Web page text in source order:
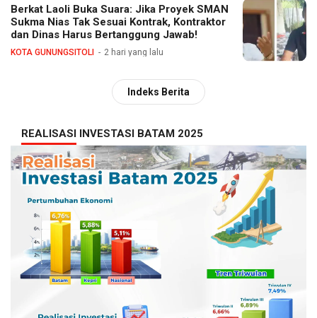
Berkat Laoli Buka Suara: Jika Proyek SMAN
Sukma Nias Tak Sesuai Kontrak, Kontraktor
dan Dinas Harus Bertanggung Jawab!
KOTA GUNUNGSITOLI 2 hari yang lalu
Indeks Berita
REALISASI INVESTASI BATAM 2025